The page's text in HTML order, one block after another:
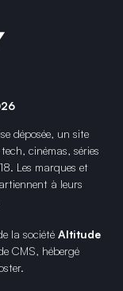
déposée, un site
cinémas, séries
Les marques et
à leurs
la société Altitude
CMS, hébergé
.